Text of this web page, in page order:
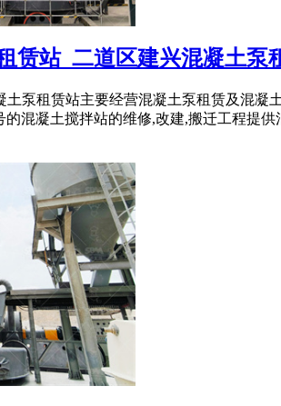
赁站_二道区建兴混凝土泵
土泵租赁站主要经营混凝土泵租赁及混
混凝土搅拌站的维修,改建,搬迁工程提供